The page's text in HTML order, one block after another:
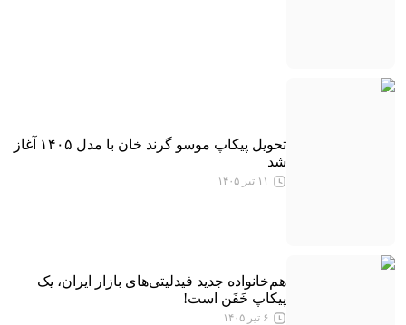
تحویل پیکاپ موسو گرند خان با مدل ۱۴۰۵ آغاز
شد
۱۱ تیر ۱۴۰۵
هم‌خانواده جدید فیدلیتی‌های بازار ایران، یک
پیکاپ خَفَن است!
۶ تیر ۱۴۰۵